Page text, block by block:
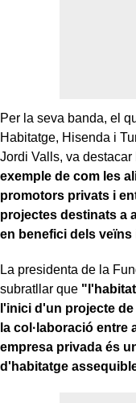
Per la seva banda, el
Habitatge, Hisenda i
Jordi Valls, va
exemple de com les
promotors privats i
projectes destinats a
en benefici dels veïns
La presidenta de la
subratllar que
l'inici d'un projecte
la col·laboració
empresa privada és
d'habitatge